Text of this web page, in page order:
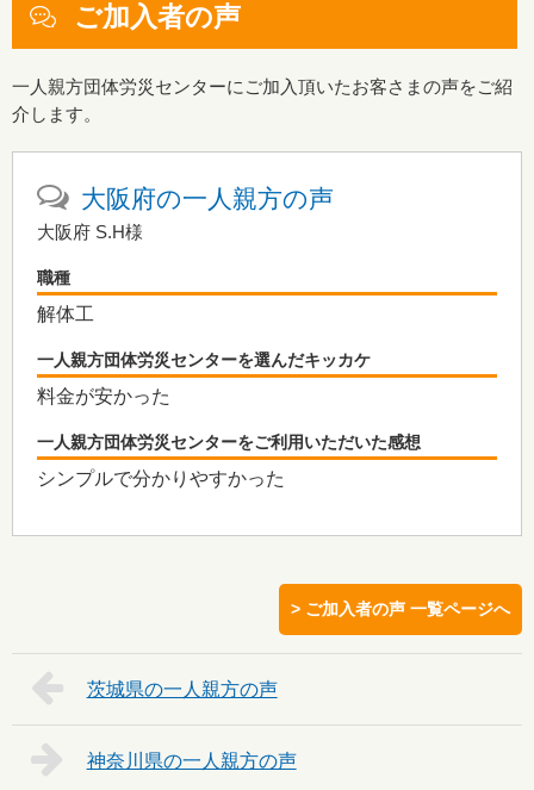
ご加入者の声
一人親方団体労災センターにご加入頂いたお客さまの声をご紹
介します。
大阪府の一人親方の声
大阪府 S.H様
職種
解体工
一人親方団体労災センターを選んだキッカケ
料金が安かった
一人親方団体労災センターをご利用いただいた感想
シンプルで分かりやすかった
> ご加入者の声 一覧ページへ
茨城県の一人親方の声
神奈川県の一人親方の声